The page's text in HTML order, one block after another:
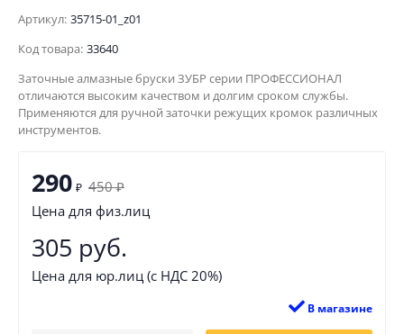
Артикул: 35715-01_z01
Код товара: 33640
Заточные алмазные бруски ЗУБР серии ПРОФЕССИОНАЛ
отличаются высоким качеством и долгим сроком службы.
Применяются для ручной заточки режущих кромок различных
инструментов.
290 ₽ 450 ₽
Цена для физ.лиц
305 руб.
Цена для юр.лиц (с НДС 20%)
В магазине